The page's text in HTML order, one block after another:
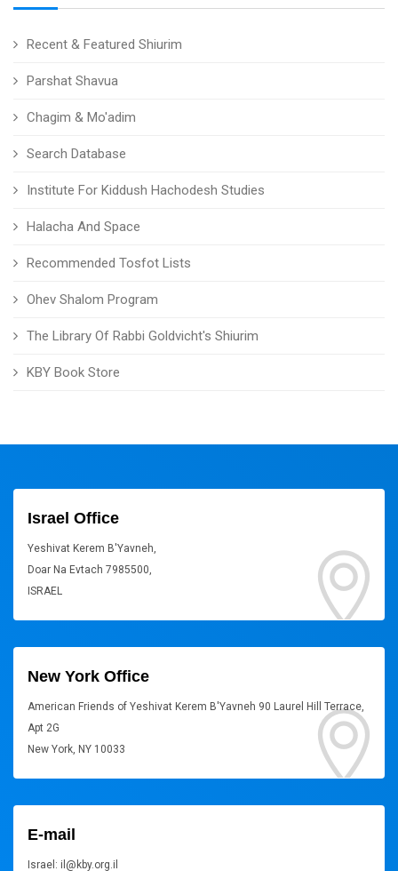
Recent & Featured Shiurim
Parshat Shavua
Chagim & Mo'adim
Search Database
Institute For Kiddush Hachodesh Studies
Halacha And Space
Recommended Tosfot Lists
Ohev Shalom Program
The Library Of Rabbi Goldvicht's Shiurim
KBY Book Store
Israel Office
Yeshivat Kerem B'Yavneh,
Doar Na Evtach 7985500,
ISRAEL
New York Office
American Friends of Yeshivat Kerem B'Yavneh 90 Laurel Hill Terrace,
Apt 2G
New York, NY 10033
E-mail
Israel: il@kby.org.il